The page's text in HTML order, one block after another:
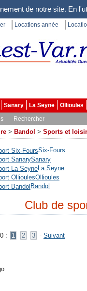
de notre site. En
Locations année
Sanary La Seyne Ollioules
Rechercher
> Bandol > Sports et
Six-Fours
Sanary
La Seyne
Ollioules
Bandol
Club de
: 1 2 3 - Suivant